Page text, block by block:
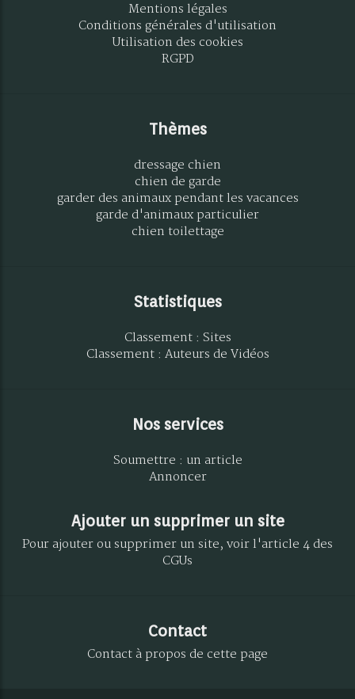
Mentions légales
Conditions générales d'utilisation
Utilisation des cookies
RGPD
Thèmes
dressage chien
chien de garde
garder des animaux pendant les vacances
garde d'animaux particulier
chien toilettage
Statistiques
Classement : Sites
Classement : Auteurs de Vidéos
Nos services
Soumettre : un article
Annoncer
Ajouter un supprimer un site
Pour ajouter ou supprimer un site, voir l'article 4 des
CGUs
Contact
Contact à propos de cette page